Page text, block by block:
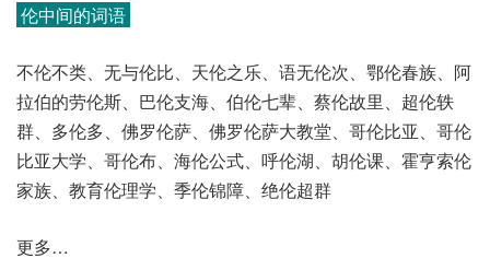
伦中间的词语
不伦不类、无与伦比、天伦之乐、语无伦次、鄂伦春族、阿
拉伯的劳伦斯、巴伦支海、伯伦七辈、蔡伦故里、超伦轶
群、多伦多、佛罗伦萨、佛罗伦萨大教堂、哥伦比亚、哥伦
比亚大学、哥伦布、海伦公式、呼伦湖、胡伦课、霍亨索伦
家族、教育伦理学、季伦锦障、绝伦超群
更多…